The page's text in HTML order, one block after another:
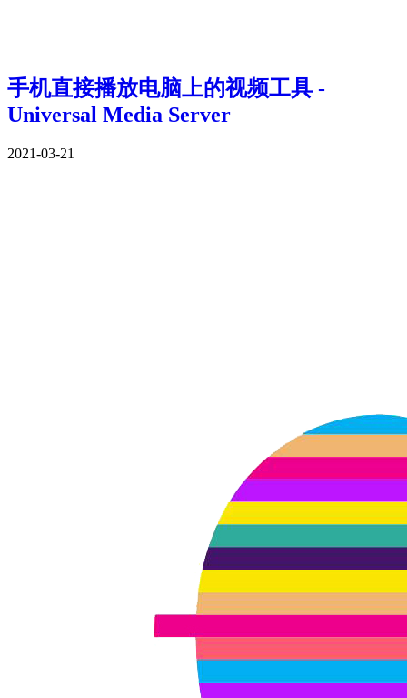
手机直接播放电脑上的视频工具 -
Universal Media Server
2021-03-21